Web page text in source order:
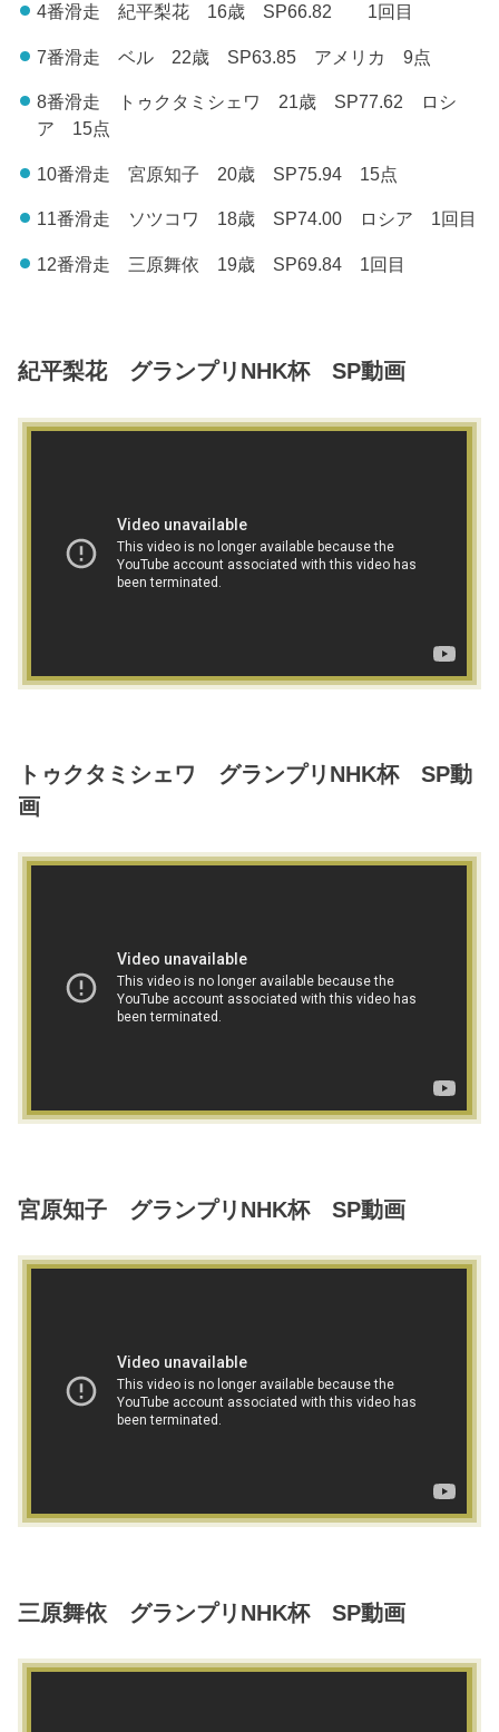
4番滑走 紀平梨花 16歳 SP66.82 1回目
7番滑走 ベル 22歳 SP63.85 アメリカ 9点
8番滑走 トゥクタミシェワ 21歳 SP77.62 ロシ
ア 15点
10番滑走 宮原知子 20歳 SP75.94 15点
11番滑走 ソツコワ 18歳 SP74.00 ロシア 1回目
12番滑走 三原舞依 19歳 SP69.84 1回目
紀平梨花 グランプリNHK杯 SP動画
トゥクタミシェワ グランプリNHK杯 SP動
画
宮原知子 グランプリNHK杯 SP動画
三原舞依 グランプリNHK杯 SP動画